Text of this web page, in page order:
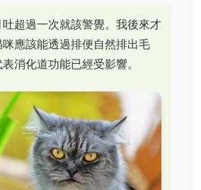
超過一次就該警覺。我後來才
應該能透過排便自然排出毛
消化道功能已經受影響。